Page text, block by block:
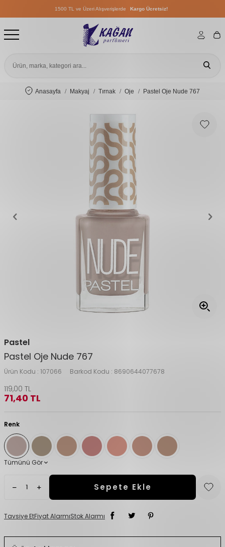
1500 TL ve Üzeri Alışverişlerde Kargo Ücretsiz!
1500 TL ve Üzeri Alışverişlerde
1500 TL ve Üzeri Alışverişlerde
Anasayfa Makyaj Tırnak Oje Pastel Oje Nude 767
Pastel
Pastel Oje Nude 767
Ürün Kodu : 107066 Barkod Kodu : 8690644077678
119,00 TL
71,40 TL
Renk
Tümünü Gör
Sepete Ekle
Tavsiye EtFiyat AlarmıStok Alarmı